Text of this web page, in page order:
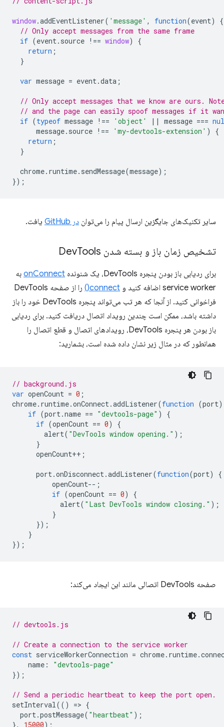
window.addEventListener( 'message' , function(event)
{
// Only accept messages from the same frame
if (event. source !== window)
{
return ;
}
var message = event.data ;
// Only accept messages that we know are ours.
// and the page can easily spoof messages if it
if (typeof message !== 'object' || message ===
message. source !== 'my-devtools-extension' )
{
return ;
}
chrome. runtime. sendMessage(message);
});
سایر تکنیک‌های جایگزین ارسال پیام را می‌توان در GitHub یافت.
تشخیص زمان باز و بسته شدن Dev Tools
برای ردیابی باز بودن پنجره DevTools، یک شنونده onConnect به
service worker اضافه کنید و
connect()
را از صفحه DevTools
فراخوانی کنید. از آنجا که هر تب می‌تواند پنجره DevTools خود را باز
داشته باشد، ممکن است چندین رویداد اتصال دریافت کنید. برای ردیابی
باز بودن هر پنجره DevTools، رویدادهای اتصال و قطع اتصال را
همانطور که در مثال زیر نشان داده شده است، بشمارید:
// background.js
var openCount = 0 ;
chrome. runtime.onConnect.addListener(function (port)
if (port.name == "devtools-page" )
{
if (openCount == 0)
{
alert( "DevTools window opening." );
}
openCount++ ;
port.onDisconnect.addListener(function(port)
{
openCount-- ;
if (openCount == 0)
{
alert( "Last DevTools window closing." );
}
});
}
});
صفحه DevTools اتصالی مانند این ایجاد می‌کند:
// devtools.js
// Create a connection to the service worker
const serviceWorkerConnection = chrome. runtime.
name :
"devtools-page"
});
// Send a periodic heartbeat to keep the port open.
setInterval(() => {
port.postMessage( "heartbeat" );
},
15000);